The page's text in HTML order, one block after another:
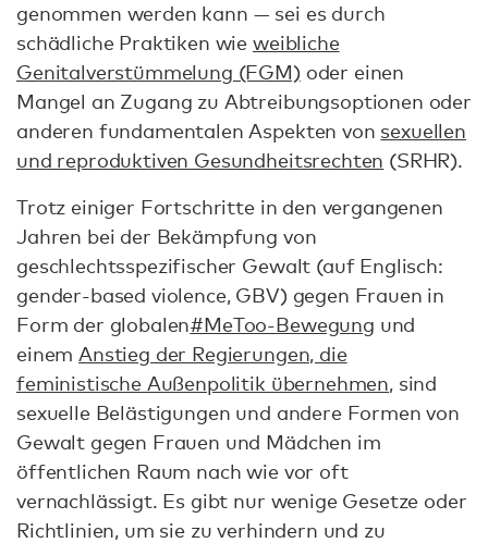
genommen werden kann — sei es durch
schädliche Praktiken wie weibliche
Genitalverstümmelung (FGM) oder einen
Mangel an Zugang zu Abtreibungsoptionen oder
anderen fundamentalen Aspekten von sexuellen
und reproduktiven Gesundheitsrechten (SRHR).
Trotz einiger Fortschritte in den vergangenen
Jahren bei der Bekämpfung von
geschlechtsspezifischer Gewalt (auf Englisch:
gender-based violence, GBV) gegen Frauen in
Form der globalen#MeToo-Bewegung und
einem Anstieg der Regierungen, die
feministische Außenpolitik übernehmen, sind
sexuelle Belästigungen und andere Formen von
Gewalt gegen Frauen und Mädchen im
öffentlichen Raum nach wie vor oft
vernachlässigt. Es gibt nur wenige Gesetze oder
Richtlinien, um sie zu verhindern und zu